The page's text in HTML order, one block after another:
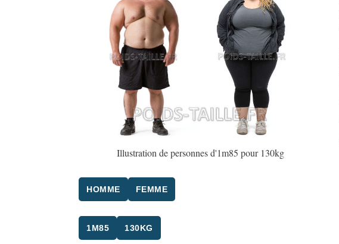
Illustration de personnes d'1m85 pour 130kg
HOMME FEMME
1M85 130KG